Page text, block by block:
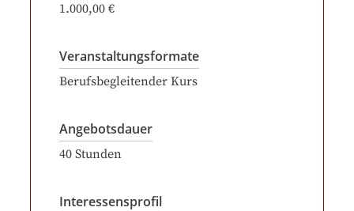
1.000,00 €
Veranstaltungsformate
Berufsbegleitender Kurs
Angebotsdauer
40 Stunden
Interessensprofil